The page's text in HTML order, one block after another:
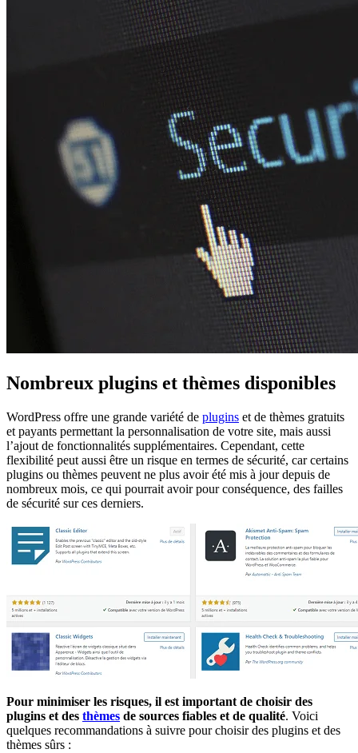
Nombreux plugins et thèmes disponibles
WordPress offre une grande variété de plugins et de thèmes gratuits
et payants permettant la personnalisation de votre site, mais aussi
l’ajout de fonctionnalités supplémentaires. Cependant, cette
flexibilité peut aussi être un risque en termes de sécurité, car certains
plugins ou thèmes peuvent ne plus avoir été mis à jour depuis de
nombreux mois, ce qui pourrait avoir pour conséquence, des failles
de sécurité sur ces derniers.
Pour minimiser les risques, il est important de choisir des
plugins et des thèmes de sources fiables et de qualité. Voici
quelques recommandations à suivre pour choisir des plugins et des
thèmes sûrs :